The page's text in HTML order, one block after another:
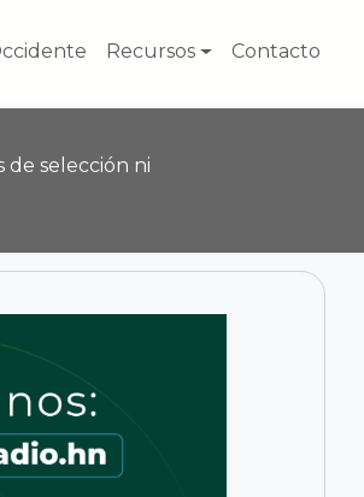
Recursos Contacto
de selección ni